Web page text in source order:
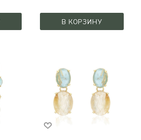
В КОРЗИНУ